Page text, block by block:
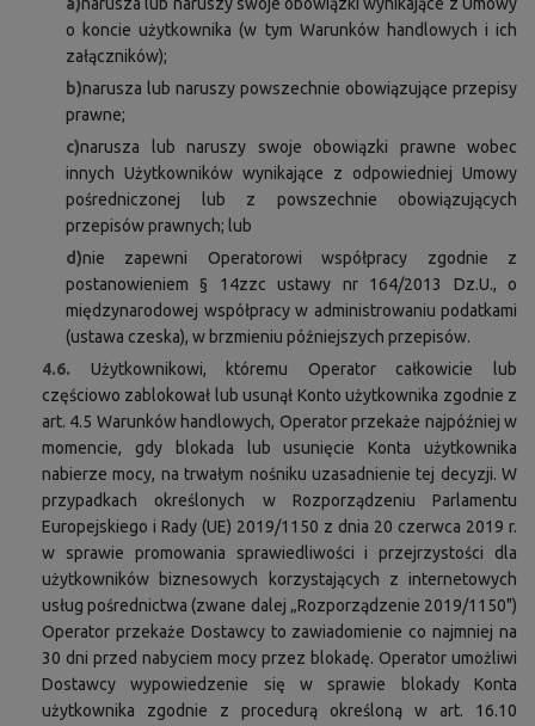
o koncie użytkownika (w tym Warunków handlowych i ich
załączników);
b)narusza lub naruszy powszechnie obowiązujące przepisy
prawne;
c)narusza lub naruszy swoje obowiązki prawne wobec
innych Użytkowników wynikające z odpowiedniej Umowy
pośredniczonej lub z powszechnie obowiązujących
przepisów prawnych; lub
d)nie zapewni Operatorowi współpracy zgodnie z
postanowieniem § 14zzc ustawy nr 164/2013 Dz.U., o
międzynarodowej współpracy w administrowaniu podatkami
(ustawa czeska), w brzmieniu późniejszych przepisów.
4.6. Użytkownikowi, któremu Operator całkowicie lub
częściowo zablokował lub usunął Konto użytkownika zgodnie z
art. 4.5 Warunków handlowych, Operator przekaże najpóźniej w
momencie, gdy blokada lub usunięcie Konta użytkownika
nabierze mocy, na trwałym nośniku uzasadnienie tej decyzji. W
przypadkach określonych w Rozporządzeniu Parlamentu
Europejskiego i Rady (UE) 2019/1150 z dnia 20 czerwca 2019 r.
w sprawie promowania sprawiedliwości i przejrzystości dla
użytkowników biznesowych korzystających z internetowych
usług pośrednictwa (zwane dalej „Rozporządzenie 2019/1150")
Operator przekaże Dostawcy to zawiadomienie co najmniej na
30 dni przed nabyciem mocy przez blokadę. Operator umożliwi
Dostawcy wypowiedzenie się w sprawie blokady Konta
użytkownika zgodnie z procedurą określoną w art. 16.10